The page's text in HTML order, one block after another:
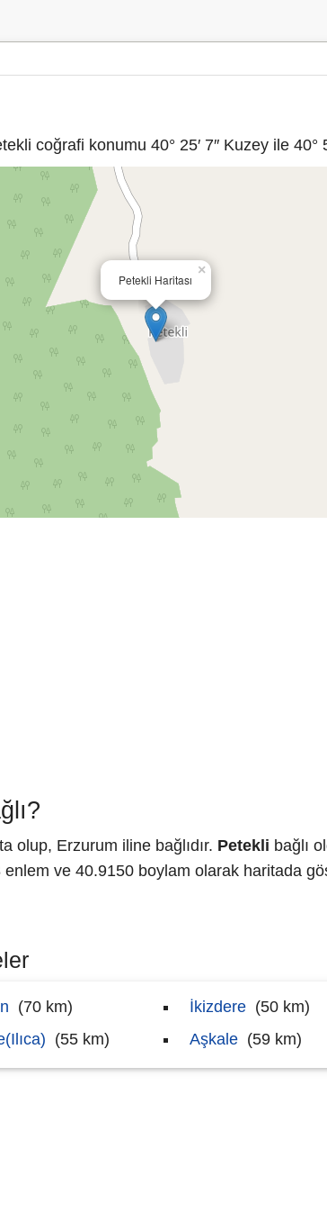
coğrafi konumu 40° 25′ 7″ Kuzey ile 40°
Petekli Haritası
×
olup, Erzurum iline bağlıdır. Petekli bağlı
enlem ve 40.9150 boylam olarak haritada
(70 km)
(55 km)
İkizdere (50 km)
Aşkale (59 km)